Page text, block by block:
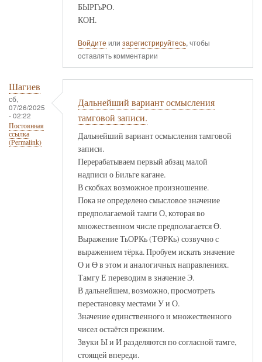
БЫРГьРО.
КОН.
Войдите или зарегистрируйтесь, чтобы
оставлять комментарии
Шагиев
сб,
07/26/2025
- 02:22
Постоянная
ссылка
(Permalink)
Дальнейший вариант осмысления
тамговой записи.
Дальнейший вариант осмысления тамговой
записи.
Перерабатываем первый абзац малой
надписи о Бильге кагане.
В скобках возможное произношение.
Пока не определено смысловое значение
предполагаемой тамги О, которая во
множественном числе предполагается Ө.
Выражение ТьОРКь (ТӨРКь) созвучно с
выражением тёрка. Пробуем искать значение
О и Ө в этом и аналогичных направлениях.
Тамгу Е переводим в значение Э.
В дальнейшем, возможно, просмотреть
перестановку местами У и О.
Значение единственного и множественного
чисел остаётся прежним.
Звуки Ы и И разделяются по согласной тамге,
стоящей впереди.